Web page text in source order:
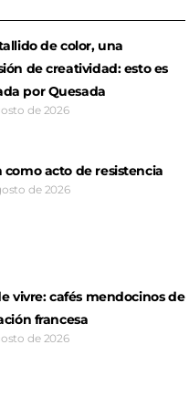
de color, una
de creatividad: esto es
por Quesada
de 2026
como acto de resistencia
de 2026
vivre: cafés mendocinos de
francesa
de 2026